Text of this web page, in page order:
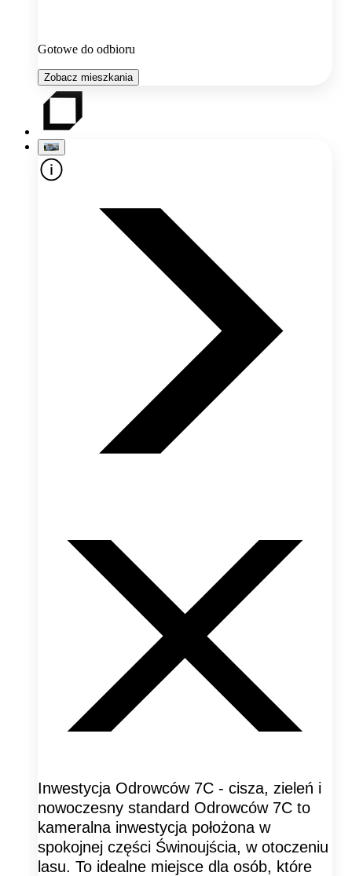
Gotowe do odbioru
Zobacz mieszkania
Inwestycja Odrowców 7C - cisza, zieleń i
nowoczesny standard Odrowców 7C to
kameralna inwestycja położona w
spokojnej części Świnoujścia, w otoczeniu
lasu. To idealne miejsce dla osób, które